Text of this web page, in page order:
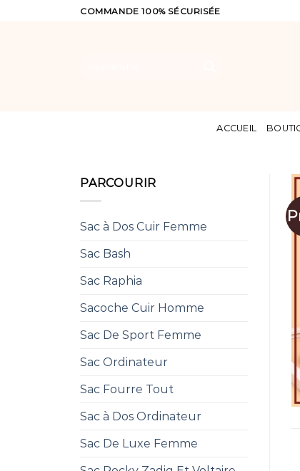
COMMANDE 100% SÉCURISÉE
ACCUEIL
PARCOURIR
Sac à Dos Cuir Femme
Sac Bash
Sac Raphia
Sacoche Cuir Homme
Sac De Sport Femme
Sac Ordinateur
Sac Fourre Tout
Sac à Dos Ordinateur
Sac De Luxe Femme